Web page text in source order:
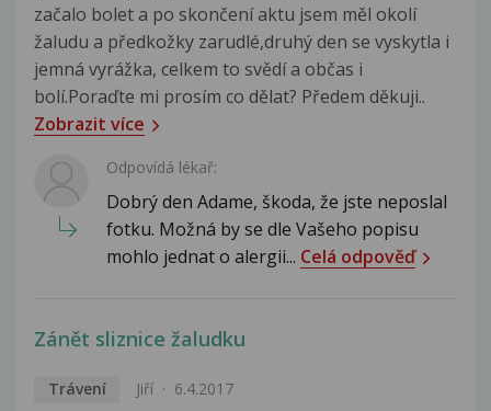
začalo bolet a po skončení aktu jsem měl okolí
žaludu a předkožky zarudlé,druhý den se vyskytla i
jemná vyrážka, celkem to svědí a občas i
bolí.Poraďte mi prosím co dělat? Předem děkuji..
Zobrazit více
Odpovídá lékař:
Dobrý den Adame, škoda, že jste neposlal
fotku. Možná by se dle Vašeho popisu
mohlo jednat o alergii... Celá odpověď
Zánět sliznice žaludku
Trávení Jiří 6.4.2017